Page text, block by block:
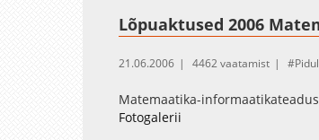
Lõpuaktused 2006
21.06.2006 4462 vaatamist
Matemaatika-
Fotogalerii